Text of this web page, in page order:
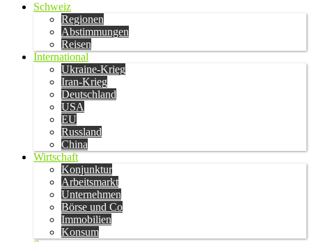
Schweiz
Regionen
Abstimmungen
Reisen
International
Ukraine-Krieg
Iran-Krieg
Deutschland
USA
EU
Russland
China
Wirtschaft
Konjunktur
Arbeitsmarkt
Unternehmen
Börse und Co
Immobilien
Konsum